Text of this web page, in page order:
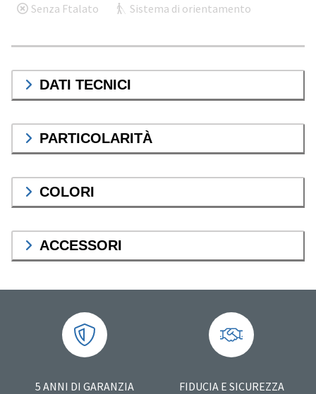
Senza Ftalato Sistema di orientamento
DATI TECNICI
PARTICOLARITÀ
COLORI
ACCESSORI
5 ANNI DI GARANZIA FIDUCIA E SICUREZZA